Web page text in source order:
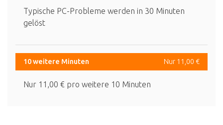
Typische PC-Probleme werden in 30 Minuten
gelöst
10 weitere Minuten Nur 11,00 €
Nur 11,00 € pro weitere 10 Minuten